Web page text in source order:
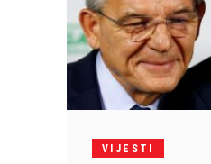
VIJESTI